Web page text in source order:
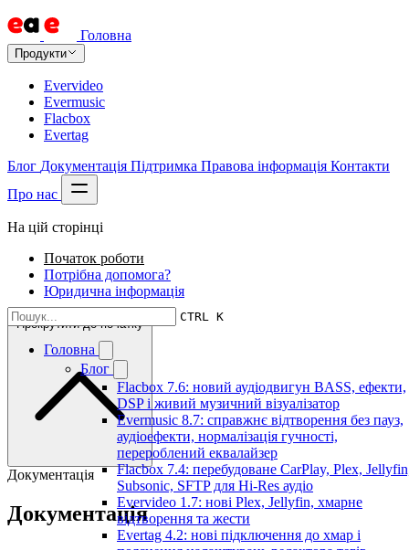
Головна
Продукти
Evervideo
Evermusic
Flacbox
Evertag
Блог Документація Підтримка Правова інформація Контакти
Про нас
CTRL K
Головна
Блог
Flacbox 7.6: новий аудіодвигун BASS, ефекти,
DSP і живий музичний візуалізатор
Evermusic 8.7: справжнє відтворення без пауз,
аудіоефекти, нормалізація гучності,
перероблений еквалайзер
Flacbox 7.4: перебудоване CarPlay, Plex,
Subsonic, SFTP для Hi-Res аудіо
Evervideo 1.7: нові Plex, Jellyfin, хмарне
відтворення та жести
Evertag 4.2: нові підключення до хмар і
На цій сторінці
Початок роботи
Потрібна допомога?
Юридична інформація
Прокрутити до початку
Документація
Документація